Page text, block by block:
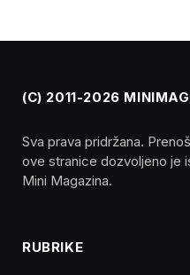
(C) 2011-2026
Sva prava pridržana.
ove stranice dozvoljeno je
Mini Magazina.
RUBRIKE